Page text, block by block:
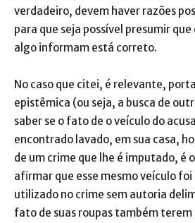
verdadeiro, devem haver razões
para que seja possível presumir que
algo informam está correto.
No caso que citei, é relevante,
epistêmica (ou seja, a busca de
saber se o fato de o veículo do
encontrado lavado, em sua casa,
de um crime que lhe é imputado, é
afirmar que esse mesmo veículo
utilizado no crime sem autoria
fato de suas roupas também